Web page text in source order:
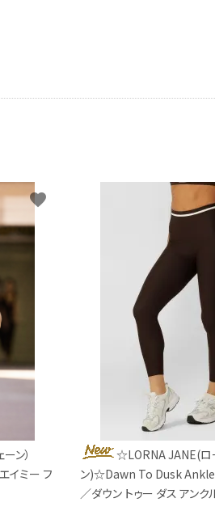
ン）
ミー フ
favorite
☆LORNA JANE(ロ
ン)☆Dawn To Dusk
／ダウン トゥー ダス アンク